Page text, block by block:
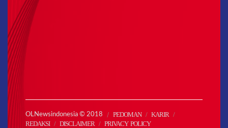
OLNewsindonesia © 2018 PEDOMAN
KARIR
REDAKSI
DISCLAIMER PRIVACY POLICY